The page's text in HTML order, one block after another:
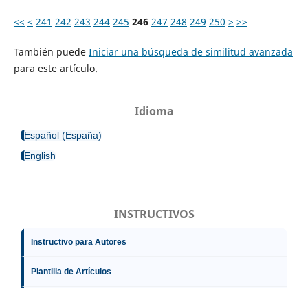
<< < 241 242 243 244 245 246 247 248 249 250 > >>
También puede Iniciar una búsqueda de similitud avanzada
para este artículo.
Idioma
Español (España)
English
INSTRUCTIVOS
Instructivo para Autores
Plantilla de Artículos